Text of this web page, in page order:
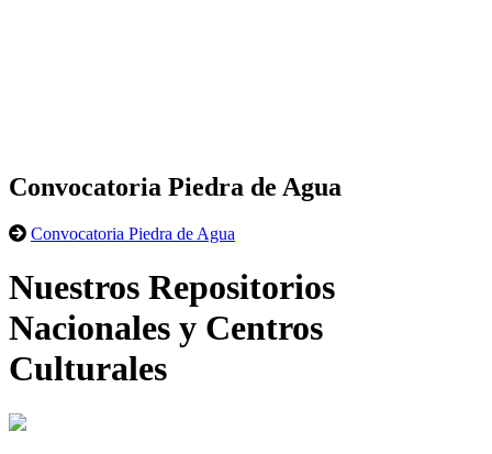
Convocatoria Piedra de Agua
Convocatoria Piedra de Agua
Nuestros Repositorios
Nacionales y Centros
Culturales